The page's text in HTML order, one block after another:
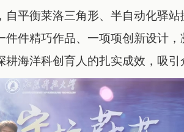
自平衡莱洛三角形、半自动化驿
件件精巧作品、一项项创新设计
耕海洋科创育人的扎实成效，吸引